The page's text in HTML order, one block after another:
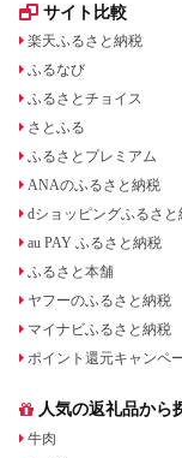
サイト比較
楽天ふるさと納税
ふるなび
ふるさとチョイス
さとふる
ふるさとプレミアム
ANAのふるさと納税
dショッピングふるさと
au PAY ふるさと納税
ふるさと本舗
ヤフーのふるさと納税
マイナビふるさと納税
ポイント還元キャンペ
人気の返礼品から
牛肉